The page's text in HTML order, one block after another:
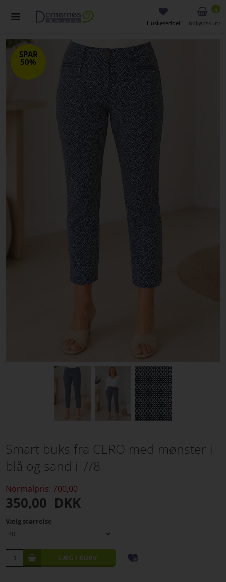
0
Indkøbskurv
Huskeseddel
SPAR
50%
Smart buks fra CERO med mønster i
blå og sand i 7/8
Normalpris: 700,00
350,00 DKK
Vælg størrelse